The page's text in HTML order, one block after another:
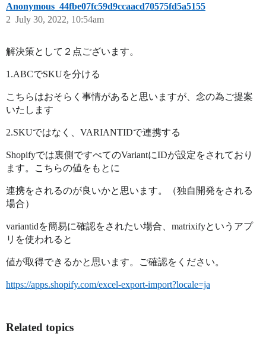
Anonymous_44fbe07fc59d9ccaacd70575fd5a5155
July 30, 2022, 10:54am
2
解決策として２点ございます。
1.ABCでSKUを分ける
こちらはおそらく事情があると思いますが、念の為ご提案
いたします
2.SKUではなく、VARIANTIDで連携する
Shopifyでは裏側ですべてのVariantにIDが設定をされており
ます。こちらの値をもとに
連携をされるのが良いかと思います。（独自開発をされる
場合）
variantidを簡易に確認をされたい場合、matrixifyというアプ
リを使われると
値が取得できるかと思います。ご確認をください。
https://apps.shopify.com/excel-export-import?locale=ja
Related topics